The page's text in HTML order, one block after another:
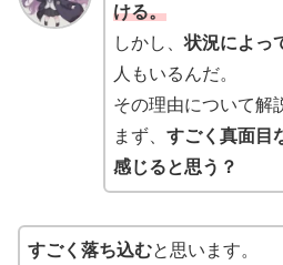
ける。
しかし、状況によっ
人もいるんだ。
その理由について解
まず、 すごく真面目
感じると思う？
すごく落ち込むと思います。